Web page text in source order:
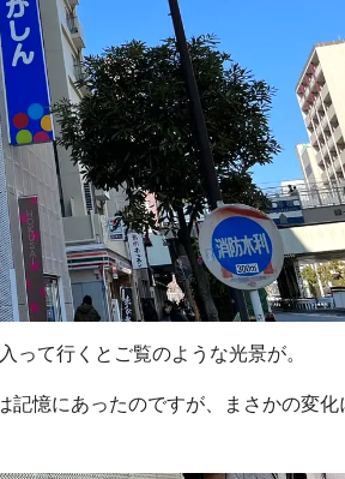
って行くとご覧のような光景が。
憶にあったのですが、まさかの変化